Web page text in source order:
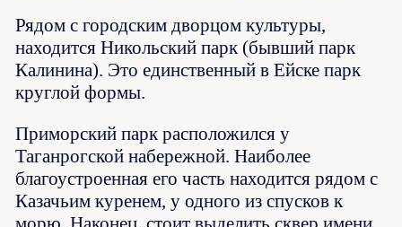
Рядом с городским дворцом культуры,
находится Никольский парк (бывший парк
Калинина). Это единственный в Ейске парк
круглой формы.
Приморский парк расположился у
Таганрогской набережной. Наиболее
благоустроенная его часть находится рядом с
Казачьим куренем, у одного из спусков к